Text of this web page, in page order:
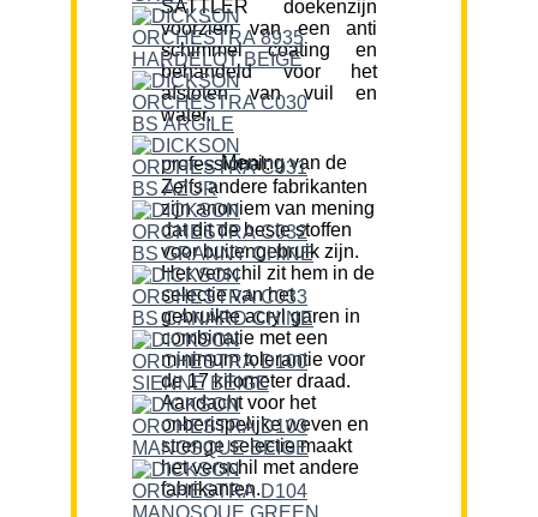
SATTLER doekenzijn
voorzien van een anti
schimmel coating en
behandeld voor het
afstoten van vuil en
water.
Mening van de professional:
Zelfs andere fabrikanten
zijn anoniem van mening
dat dit de beste stoffen
voor buitengebruik zijn.
Het verschil zit hem in de
selectie van het
gebruikte acryl garen in
combinatie met een
minimum tolerantie voor
de 17 kilometer draad.
Aandacht voor het
onberispelijke weven en
strenge selectie maakt
het verschil met andere
fabrikanten.